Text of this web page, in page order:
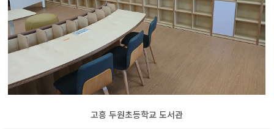
고흥 두원초등학교 도서관